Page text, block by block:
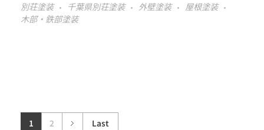
別荘塗装 千葉県別荘塗装 外壁塗装
屋根塗装
木部・鉄部塗装
1 2 Last